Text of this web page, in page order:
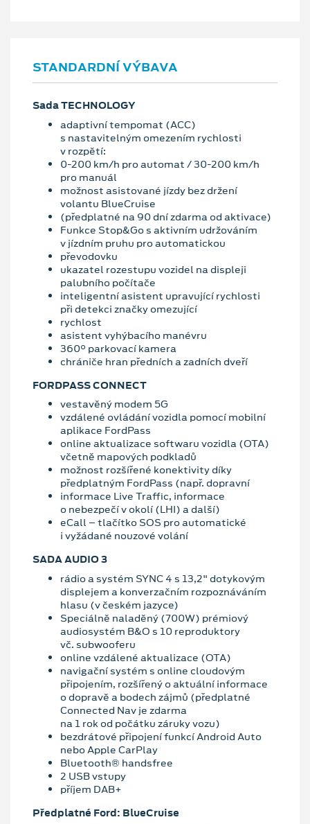
STANDARDNÍ VÝBAVA
Sada TECHNOLOGY
adaptivní tempomat (ACC)
s nastavitelným omezením rychlosti
v rozpětí:
0-200 km/h pro automat / 30-200 km/h
pro manuál
možnost asistované jízdy bez držení
volantu BlueCruise
(předplatné na 90 dní zdarma od aktivace)
Funkce Stop&Go s aktivním udržováním
v jízdním pruhu pro automatickou
převodovku
ukazatel rozestupu vozidel na displeji
palubního počítače
inteligentní asistent upravující rychlosti
při detekci značky omezující
rychlost
asistent vyhýbacího manévru
360° parkovací kamera
chrániče hran předních a zadních dveří
FORDPASS CONNECT
vestavěný modem 5G
vzdálené ovládání vozidla pomocí mobilní
aplikace FordPass
online aktualizace softwaru vozidla (OTA)
včetně mapových podkladů
možnost rozšířené konektivity díky
předplatným FordPass (např. dopravní
informace Live Traffic, informace
o nebezpečí v okolí (LHI) a další)
eCall – tlačítko SOS pro automatické
i vyžádané nouzové volání
SADA AUDIO 3
rádio a systém SYNC 4 s 13,2" dotykovým
displejem a konverzačním rozpoznáváním
hlasu (v českém jazyce)
Speciálně naladěný (700W) prémiový
audiosystém B&O s 10 reproduktory
vč. subwooferu
online vzdálené aktualizace (OTA)
navigační systém s online cloudovým
připojením, rozšířený o aktuální informace
o dopravě a bodech zájmů (předplatné
Connected Nav je zdarma
na 1 rok od počátku záruky vozu)
bezdrátové připojení funkcí Android Auto
nebo Apple CarPlay
Bluetooth® handsfree
2 USB vstupy
příjem DAB+
Předplatné Ford: BlueCruise